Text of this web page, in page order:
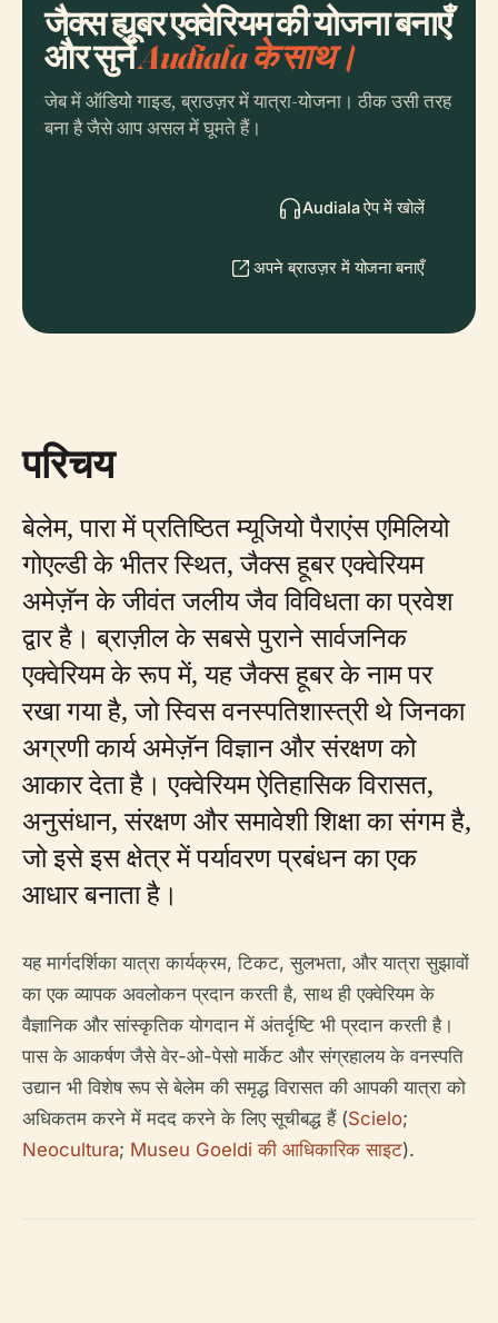
जैक्स ह्यूबर एक्वेरियम की योजना बनाएँ
और सुनेंAudiala के साथ।
जेब में ऑडियो गाइड, ब्राउज़र में यात्रा-योजना। ठीक उसी तरह
बना है जैसे आप असल में घूमते हैं।
Audiala ऐप में खोलें
अपने ब्राउज़र में योजना बनाएँ
परिचय
बेलेम, पारा में प्रतिष्ठित म्यूजियो पैराएंस एमिलियो
गोएल्डी के भीतर स्थित, जैक्स हूबर एक्वेरियम
अमेज़ॅन के जीवंत जलीय जैव विविधता का प्रवेश
द्वार है। ब्राज़ील के सबसे पुराने सार्वजनिक
एक्वेरियम के रूप में, यह जैक्स हूबर के नाम पर
रखा गया है, जो स्विस वनस्पतिशास्त्री थे जिनका
अग्रणी कार्य अमेज़ॅन विज्ञान और संरक्षण को
आकार देता है। एक्वेरियम ऐतिहासिक विरासत,
अनुसंधान, संरक्षण और समावेशी शिक्षा का संगम है,
जो इसे इस क्षेत्र में पर्यावरण प्रबंधन का एक
आधार बनाता है।
यह मार्गदर्शिका यात्रा कार्यक्रम, टिकट, सुलभता, और यात्रा सुझावों
का एक व्यापक अवलोकन प्रदान करती है, साथ ही एक्वेरियम के
वैज्ञानिक और सांस्कृतिक योगदान में अंतर्दृष्टि भी प्रदान करती है।
पास के आकर्षण जैसे वेर-ओ-पेसो मार्केट और संग्रहालय के वनस्पति
उद्यान भी विशेष रूप से बेलेम की समृद्ध विरासत की आपकी यात्रा को
अधिकतम करने में मदद करने के लिए सूचीबद्ध हैं (Scielo;
Neocultura; Museu Goeldi की आधिकारिक साइट).